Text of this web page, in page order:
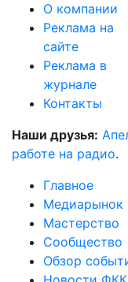
О компании
Реклама на
сайте
Реклама в
журнале
Контакты
Наши друзья:
работе на радио.
Главное
Медиарынок
Мастерство
Сообщество
Обзор